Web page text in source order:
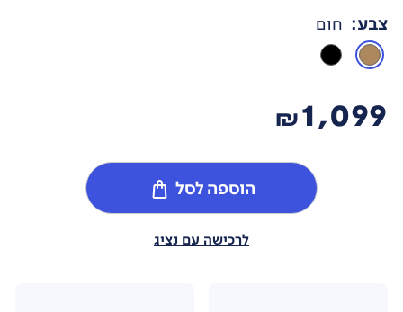
צבע: חום
1,099
₪
הוספה לסל
לרכישה עם נציג